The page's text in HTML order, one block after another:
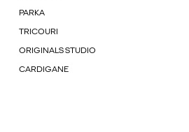
PARKA
TRICOURI
ORIGINALS STUDIO
CARDIGANE